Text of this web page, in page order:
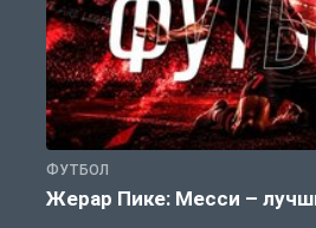
ФУТБОЛ
Жерар Пике: Месси –